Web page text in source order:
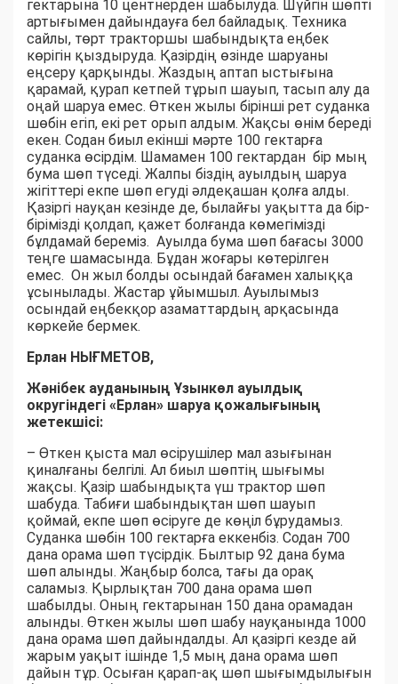
гектарына 10 центнерден шабылуда. Шүйгін шөпті
артығымен дайындауға бел байладық. Техника
сайлы, төрт тракторшы шабындықта еңбек
көрігін қыздыруда. Қазірдің өзінде шаруаны
еңсеру қарқынды. Жаздың аптап ыстығына
қарамай, қурап кетпей тұрып шауып, тасып алу да
оңай шаруа емес. Өткен жылы бірінші рет суданка
шөбін егіп, екі рет орып алдым. Жақсы өнім береді
екен. Содан биыл екінші мәрте 100 гектарға
суданка өсірдім. Шамамен 100 гектардан бір мың
бума шөп түседі. Жалпы біздің ауылдың шаруа
жігіттері екпе шөп егуді әлдеқашан қолға алды.
Қазіргі науқан кезінде де, былайғы уақытта да бір-
бірімізді қолдап, қажет болғанда көмегімізді
бұлдамай береміз. Ауылда бума шөп бағасы 3000
теңге шамасында. Бұдан жоғары көтерілген
емес. Он жыл болды осындай бағамен халыққа
ұсынылады. Жастар ұйымшыл. Ауылымыз
осындай еңбекқор азаматтардың арқасында
көркейе бермек.
Ерлан НЫҒМЕТОВ,
Жәнібек ауданының Ұзынкөл ауылдық
округіндегі «Ерлан» шаруа қожалығының
жетекшісі:
– Өткен қыста мал өсірушілер мал азығынан
қиналғаны белгілі. Ал биыл шөптің шығымы
жақсы. Қазір шабындықта үш трактор шөп
шабуда. Табиғи шабындықтан шөп шауып
қоймай, екпе шөп өсіруге де көңіл бұрудамыз.
Суданка шөбін 100 гектарға еккенбіз. Содан 700
дана орама шөп түсірдік. Былтыр 92 дана бума
шөп алынды. Жаңбыр болса, тағы да орақ
саламыз. Қырлықтан 700 дана орама шөп
шабылды. Оның гектарынан 150 дана орамадан
алынды. Өткен жылы шөп шабу науқанында 1000
дана орама шөп дайындалды. Ал қазіргі кезде ай
жарым уақыт ішінде 1,5 мың дана орама шөп
дайын тұр. Осыған қарап-ақ шөп шығымдылығын